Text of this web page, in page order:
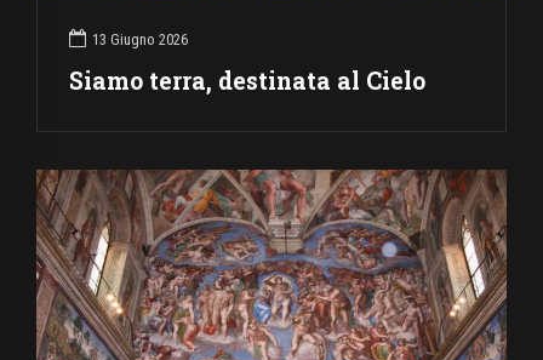
13 Giugno 2026
Siamo terra, destinata al Cielo